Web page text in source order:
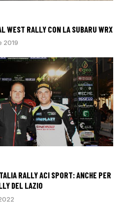
WEST RALLY CON LA SUBARU WRX
2019
RALLY ACI SPORT: ANCHE PER
DEL LAZIO